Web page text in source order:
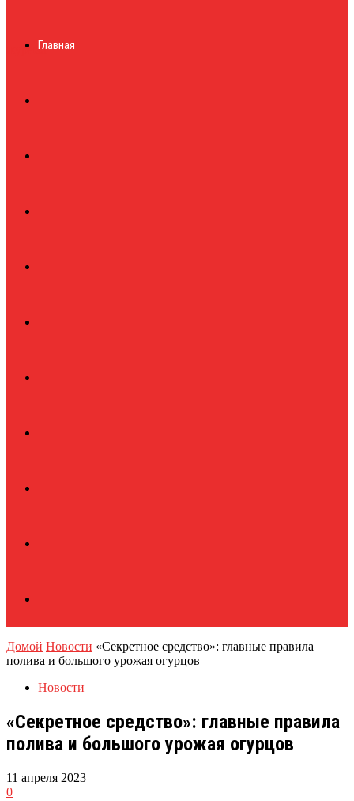
журналГлавная
Домой Новости «Секретное средство»: главные правила
полива и большого урожая огурцов
Новости
«Секретное средство»: главные правила
полива и большого урожая огурцов
11 апреля 2023
0